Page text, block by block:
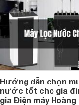
Hướng dẫn chọn
nước tốt cho gia
gia Điện máy